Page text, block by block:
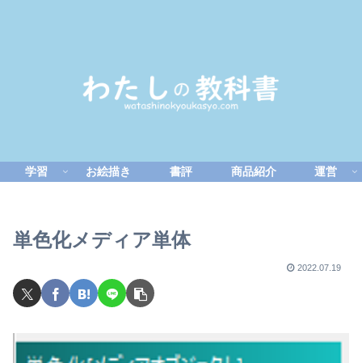
学習 お絵描き 書評 商品紹介 運営
単色化メディア単体
2022.07.19